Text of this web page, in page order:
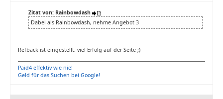
Zitat von: Rainbowdash
Dabei als Rainbowdash, nehme Angebot 3
Refback ist eingestellt, viel Erfolg auf der Seite ;)
Paid4 effektiv wie nie!
Geld für das Suchen bei Google!